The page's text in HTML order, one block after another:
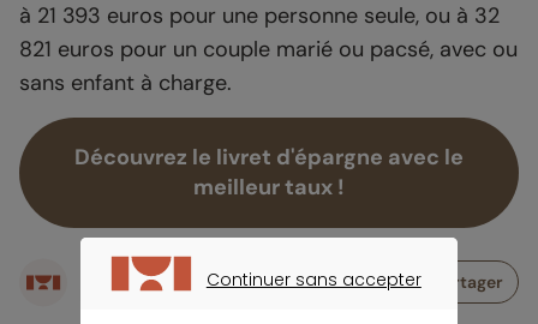
à 21 393 euros pour une personne seule, ou à 32
821 euros pour un couple marié ou pacsé, avec ou
sans enfant à charge.
Découvrez le livret d'épargne avec le
meilleur taux !
Écrit par
Rédaction meilleurtaux Placement
Partager
Continuer sans accepter